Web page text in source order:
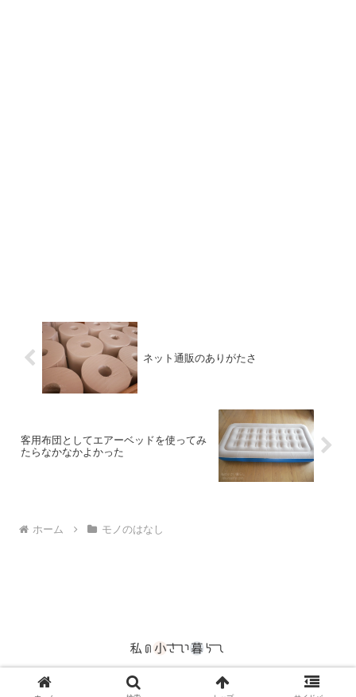
ネット通販のありがたさ
客用布団としてエアーベッドを使ってみ
たらなかなかよかった
ホーム モノのはなし
© 2015 私の小さい暮らし.